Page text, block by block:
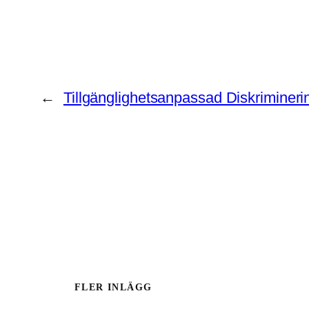
← Tillgänglighetsanpassad
FLER INLÄGG